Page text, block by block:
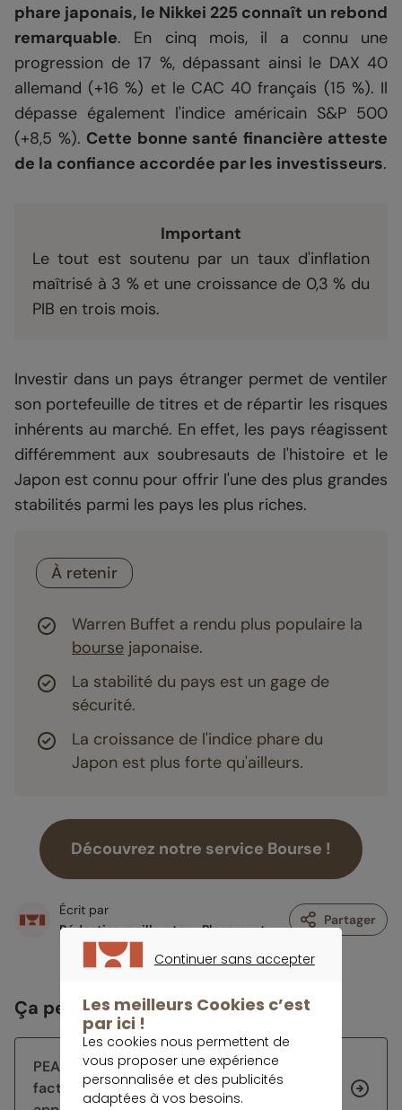
phare japonais, le Nikkei 225 connaît un rebond
remarquable. En cinq mois, il a connu une
progression de 17 %, dépassant ainsi le DAX 40
allemand (+16 %) et le CAC 40 français (15 %). Il
dépasse également l'indice américain S&P 500
(+8,5 %). Cette bonne santé financière atteste
de la confiance accordée par les investisseurs.
Important
Le tout est soutenu par un taux d'inflation
maîtrisé à 3 % et une croissance de 0,3 % du
PIB en trois mois.
Investir dans un pays étranger permet de ventiler
son portefeuille de titres et de répartir les risques
inhérents au marché. En effet, les pays réagissent
différemment aux soubresauts de l'histoire et le
Japon est connu pour offrir l'une des plus grandes
stabilités parmi les pays les plus riches.
À retenir
Warren Buffet a rendu plus populaire la
bourse japonaise.
La stabilité du pays est un gage de
sécurité.
La croissance de l'indice phare du
Japon est plus forte qu'ailleurs.
Découvrez notre service Bourse !
Écrit par
Rédaction meilleurtaux Placement
Partager
Ça peut vous intéresser
PEA : investir en bourse sans le stress du
facteur timing avec le système du DCA
Continuer sans accepter
Les meilleurs Cookies c’est
par ici !
Les cookies nous permettent de
vous proposer une expérience
personnalisée et des publicités
adaptées à vos besoins.